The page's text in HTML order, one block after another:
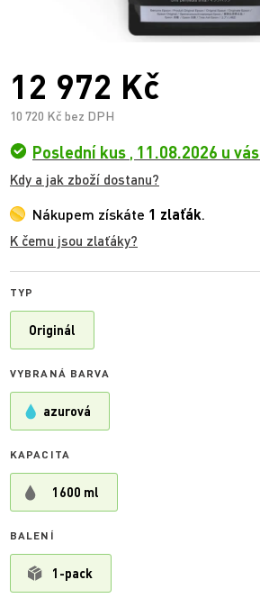
12 972 Kč
10 720 Kč bez DPH
Poslední kus , 11.08.2026 u vás
Kdy a jak zboží dostanu?
Nákupem získáte 1 zlaťák.
K čemu jsou zlaťáky?
TYP
Originál
VYBRANÁ BARVA
azurová
KAPACITA
1600 ml
BALENÍ
1-pack